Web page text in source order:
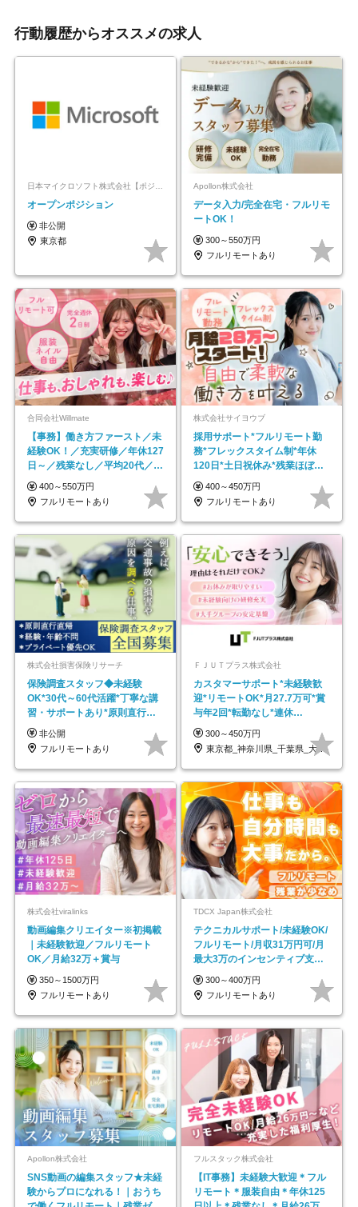
行動履歴からオススメの求人
オープンポジション
非公開
東京都
Apollon株式会社
データ入力/完全在宅・フルリモ
ートOK！
300～550万円
フルリモートあり
合同会社Willmate
【事務】働き方ファースト／未
経験OK！／充実研修／年休127
日～／残業なし／平均20代／リ
モートOK
400～550万円
フルリモートあり
株式会社サイヨウブ
採用サポート*フルリモート勤
務*フレックスタイム制*年休
120日*土日祝休み*残業ほぼな
し*育児中社員8割以上
400～450万円
フルリモートあり
株式会社損害保険リサーチ
保険調査スタッフ◆未経験
OK*30代～60代活躍*丁寧な講
習・サポートあり*原則直行直
帰／全国募集・業務委託
非公開
フルリモートあり
ＦＪＵＴプラス株式会社
カスタマーサポート*未経験歓
迎*リモートOK*月27.7万可*賞
与年2回*転勤なし*連休
OK/ZE010232
300～450万円
東京都_神奈川県_千葉県_大阪府_愛知県…
株式会社viralinks
動画編集クリエイター※初掲載
｜未経験歓迎／フルリモート
OK／月給32万＋賞与
350～1500万円
フルリモートあり
TDCX Japan株式会社
テクニカルサポート/未経験OK/
フルリモート/月収31万円可/月
最大3万のインセンティブ支給/
平均年齢33歳
300～400万円
フルリモートあり
Apollon株式会社
SNS動画の編集スタッフ★未経
験からプロになれる！｜おうち
フルスタック株式会社
【IT事務】未経験大歓迎＊フル
リモート＊服装自由＊年休125